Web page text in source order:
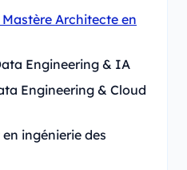
Architecte en
Engineering & IA
Engineering & Cloud
ingénierie des